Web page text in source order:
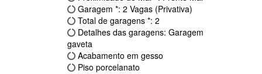
Garagem *: 2 Vagas (Privativa)
Total de garagens *: 2
Detalhes das garagens: Garagem
gaveta
Acabamento em gesso
Piso porcelanato